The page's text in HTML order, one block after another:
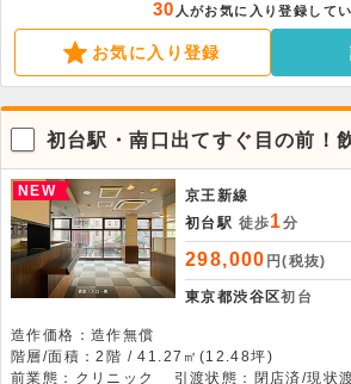
(3つ口・2つ口)、グリストも埋設されている
い業態で出店の検討が可能となります。内見も
ご検討ください。
30 人がお気に入り登録して
お気に入り登録
初台駅・南口出てすぐ目の前！
物件
NEW
京王新線
初台駅 徒歩1分
298,000 円(税抜)
東京都渋谷区初台
造作価格：造作無償
階層/面積：2階 / 41.27㎡(12.48坪)
前業態：クリニック
引渡状態：閉店済/現状